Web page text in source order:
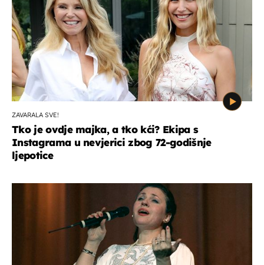
ZAVARALA SVE!
Tko je ovdje majka, a tko kći? Ekipa s
Instagrama u nevjerici zbog 72-godišnje
ljepotice